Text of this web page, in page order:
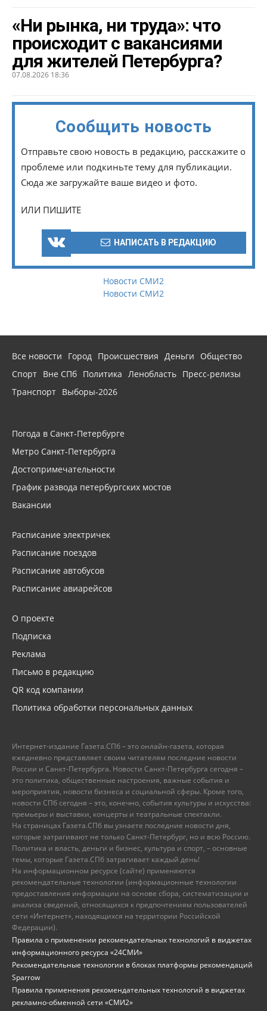
«Ни рынка, ни труда»: что
происходит с вакансиями
для жителей Петербурга?
07.08.2026 18:36
Сообщить новость
Отправьте свою новость в редакцию, расскажите о
проблеме или подкиньте тему для публикации.
Сюда же загружайте ваше видео и фото.
ИЛИ ПИШИТЕ
НАПИСАТЬ В РЕДАКЦИЮ
Новости СМИ2
Новости СМИ2
Все новости Город Происшествия Деньги
Общество
Спорт Вне СПб Политика Ленобласть Пресс-релизы
Транспорт Выборы-2026
Погода в Санкт-Петербурге
Метро Санкт-Петербурга
Достопримечательности
График развода петербургских мостов
Вакансии
Расписание электричек
Расписание поездов
Расписание автобусов
Расписание авиарейсов
О проекте
Подписка
Реклама
Письмо в редакцию
QR код компании
Политика обработки персональных данных
Интернет-издание Газета.СПб – это онлайн-газета, которая
ежедневно представляет своим читателям последние новости
России и Санкт-Петербурга. Новости Санкт-Петербурга сегодня –
это политика, общественные настроения, важные события и
мероприятия, новости бизнеса и социальной сферы. Кроме того,
новости СПб сегодня – это, конечно, события культуры и искусства:
премьеры и выставки, концерты и театральные спектакли.
На страницах Газета.СПб вы узнаете последние новости дня,
которые затрагивают не только Санкт-Петербург, но и всю Россию.
Политика и власть, деньги и бизнес, культура и спорт, – основные
темы, которые Газета.СПб затрагивает каждый день!
На информационном ресурсе (сайте) применяются
рекомендательные технологии (информационные технологии
предоставления информации на основе сбора, систематизации и
анализа сведений, относящихся к предпочтениям пользователей
сети «Интернет», находящихся на территории Российской
Федерации).
Правила о применении рекомендательных технологий в виджетах
информационного ресурса «24СМИ»
Рекомендательные технологии в блоках платформы рекомендаций
Sparrow
Правила применения рекомендательных технологий в виджетах
рекламно-обменной сети «СМИ2»